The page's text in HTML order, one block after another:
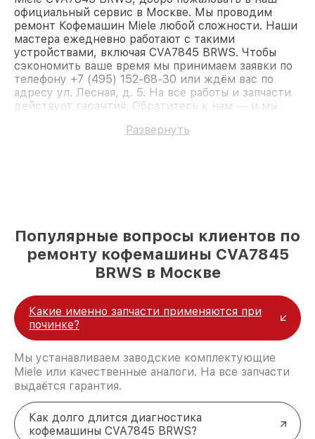
официальный сервис в Москве. Мы проводим
ремонт Кофемашин Miele любой сложности. Наши
мастера ежедневно работают с такими
устройствами, включая CVA7845 BRWS. Чтобы
сэкономить ваше время мы принимаем заявки по
телефону +7 (495) 152-68-30 или ждём вас по
адресу ул. Лесная, д. 5. На все работы и запчасти
действует гарантия. Обратитесь к нам — и мы
Развернуть
Популярные вопросы клиентов по
ремонту кофемашины CVA7845
BRWS в Москве
Какие именно запчасти применяются при
починке?
Мы устанавливаем заводские комплектующие
Miele или качественные аналоги. На все запчасти
выдаётся гарантия.
Как долго длится диагностика
кофемашины CVA7845 BRWS?